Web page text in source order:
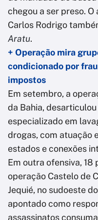
chegou a ser preso.
Carlos Rodrigo
Aratu.
+ Operação mira
condicionado por
impostos
Em setembro, a
da Bahia,
especializado em
drogas, com atuação
estados e conexões
Em outra ofensiva, 18
operação Castelo de
Jequié, no sudoeste
apontado como
assassinatos